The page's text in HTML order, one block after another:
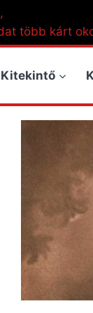
több kárt
Kitekintő